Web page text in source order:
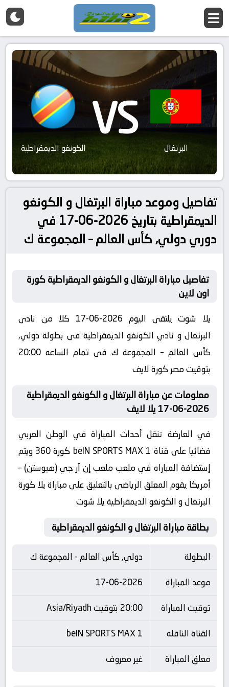
البرتغال VS الكونغو الديمقراطية
تفاصيل وموعد مباراة البرتغال و الكونغو
الديمقراطية بتاريخ 2026-06-17 في
دوري دولي, كأس العالم – المجموعة ك
تفاصيل مباراة البرتغال و الكونغو الديمقراطية كورة
اون لاين
يلا شوت يلتقى اليوم 2026-06-17 كلا من نادى
البرتغال و نادي الكونغو الديمقراطية فى بطولة دولي,
كأس العالم – المجموعة ك فى تمام الساعه 20:00
بتوقيت مصر كورة لايف
معلومات عن مباراة البرتغال و الكونغو الديمقراطية
2026-06-17 يلا لايف
في العارضة تنقل أحداث المباراة في الوطن العربي
فضائيا على قناة beIN SPORTS MAX 1 كورة 360 ويتم
إستضافة المباراه في ملعب ملعب إن آر جي (هيوستن) –
أمريكا يقوم المعلق الرياضى بالتعليق على مباراة يلا كورة
البرتغال و الكونغو الديمقراطية يلا شوت
بطاقة مباراة البرتغال و الكونغو الديمقراطية
البطولة
دولي, كأس العالم - المجموعة ك
موعد المباراة
17-06-2026
توقيت المباراة
20:00 بتوقيت Asia/Riyadh
القناة الناقله
beIN SPORTS MAX 1
معلق المباراة
غير معروف